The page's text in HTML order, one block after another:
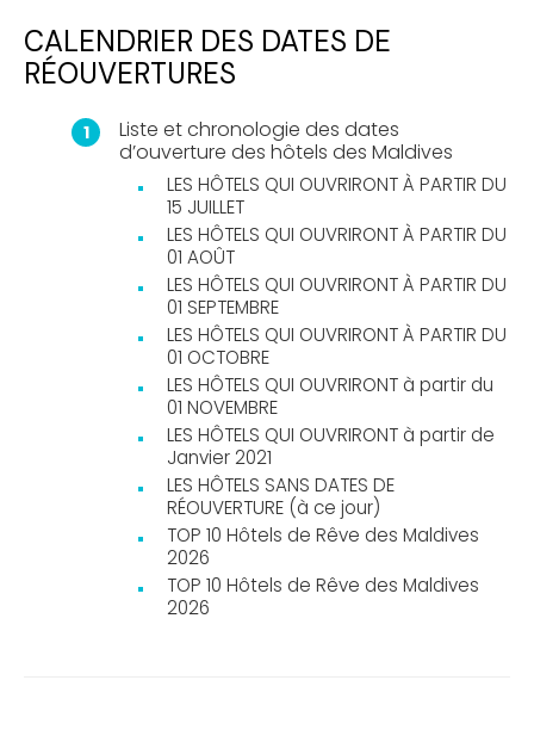
CALENDRIER DES DATES DE
RÉOUVERTURES
Liste et chronologie des dates
d’ouverture des hôtels des Maldives
LES HÔTELS QUI OUVRIRONT À PARTIR DU
15 JUILLET
LES HÔTELS QUI OUVRIRONT À PARTIR DU
01 AOÛT
LES HÔTELS QUI OUVRIRONT À PARTIR DU
01 SEPTEMBRE
LES HÔTELS QUI OUVRIRONT À PARTIR DU
01 OCTOBRE
LES HÔTELS QUI OUVRIRONT à partir du
01 NOVEMBRE
LES HÔTELS QUI OUVRIRONT à partir de
Janvier 2021
LES HÔTELS SANS DATES DE
RÉOUVERTURE (à ce jour)
TOP 10 Hôtels de Rêve des Maldives
2026
TOP 10 Hôtels de Rêve des Maldives
2026